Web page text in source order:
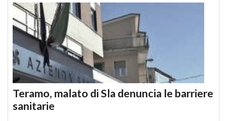
Teramo, malato di Sla denuncia le barriere
sanitarie